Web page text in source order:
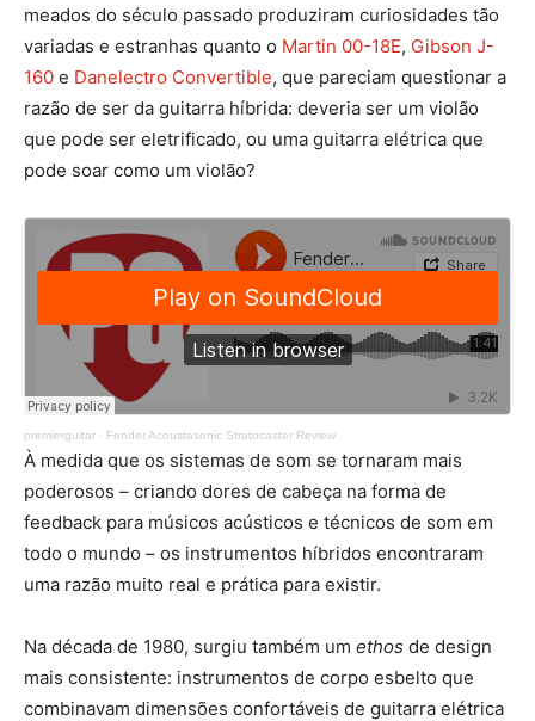
meados do século passado produziram curiosidades tão
variadas e estranhas quanto o Martin 00-18E, Gibson J-
160 e Danelectro Convertible, que pareciam questionar a
razão de ser da guitarra híbrida: deveria ser um violão
que pode ser eletrificado, ou uma guitarra elétrica que
pode soar como um violão?
premierguitar · Fender Acoustasonic Stratocaster Review
À medida que os sistemas de som se tornaram mais
poderosos – criando dores de cabeça na forma de
feedback para músicos acústicos e técnicos de som em
todo o mundo – os instrumentos híbridos encontraram
uma razão muito real e prática para existir.
Na década de 1980, surgiu também um ethos de design
mais consistente: instrumentos de corpo esbelto que
combinavam dimensões confortáveis de guitarra elétrica